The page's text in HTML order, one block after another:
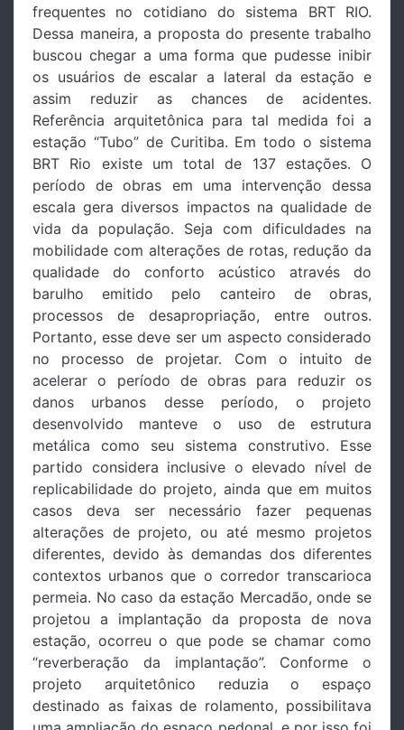
frequentes no cotidiano do sistema BRT RIO.
Dessa maneira, a proposta do presente trabalho
buscou chegar a uma forma que pudesse inibir
os usuários de escalar a lateral da estação e
assim reduzir as chances de acidentes.
Referência arquitetônica para tal medida foi a
estação “Tubo” de Curitiba. Em todo o sistema
BRT Rio existe um total de 137 estações. O
período de obras em uma intervenção dessa
escala gera diversos impactos na qualidade de
vida da população. Seja com dificuldades na
mobilidade com alterações de rotas, redução da
qualidade do conforto acústico através do
barulho emitido pelo canteiro de obras,
processos de desapropriação, entre outros.
Portanto, esse deve ser um aspecto considerado
no processo de projetar. Com o intuito de
acelerar o período de obras para reduzir os
danos urbanos desse período, o projeto
desenvolvido manteve o uso de estrutura
metálica como seu sistema construtivo. Esse
partido considera inclusive o elevado nível de
replicabilidade do projeto, ainda que em muitos
casos deva ser necessário fazer pequenas
alterações de projeto, ou até mesmo projetos
diferentes, devido às demandas dos diferentes
contextos urbanos que o corredor transcarioca
permeia. No caso da estação Mercadão, onde se
projetou a implantação da proposta de nova
estação, ocorreu o que pode se chamar como
“reverberação da implantação”. Conforme o
projeto arquitetônico reduzia o espaço
destinado as faixas de rolamento, possibilitava